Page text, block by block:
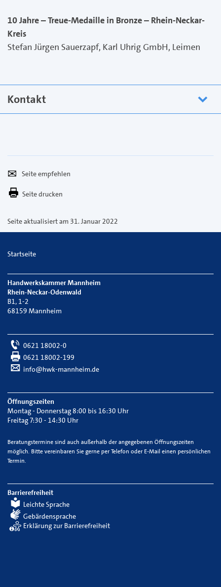
10 Jahre – Treue-Medaille in Bronze – Rhein-Neckar-
Kreis
Stefan Jürgen Sauerzapf, Karl Uhrig GmbH, Leimen
Kontakt
empfehlen
Per
E-
versenden
Seite drucken
Seite aktualisiert am 31. Januar 2022
Startseite
Handwerkskammer Mannheim
Rhein-Neckar-Odenwald
B1, 1-2
68159 Mannheim
0621 18002-0
0621 18002-199
info@hwk-mannheim.de
Öffnungszeiten
Montag - Donnerstag 8:00 bis 16:30 Uhr
Freitag 7:30 - 14:30 Uhr
Beratungstermine sind auch außerhalb der angegebenen Öffnungszeiten
möglich. Bitte vereinbaren Sie gerne per Telefon oder E-Mail einen persönlichen
Termin.
Barrierefreiheit
Leichte Sprache
Gebärdensprache
Erklärung zur Barrierefreiheit